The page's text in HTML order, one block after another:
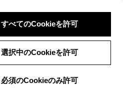
すべてのCookieを許可
選択中のCookieを許可
必須のCookieのみ許可
ログイン 検索 メニュー
ご購入相談